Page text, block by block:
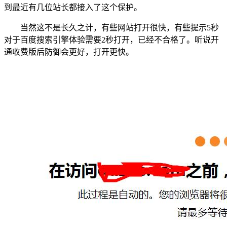
到最近有几位站长都接入了这个保护。
当然这不是长久之计，有些网站打开很快，有些提示5秒
对于百度搜索引擎体验需要2秒打开，已经不合格了。听说开
通收费版后防御会更好，打开更快。